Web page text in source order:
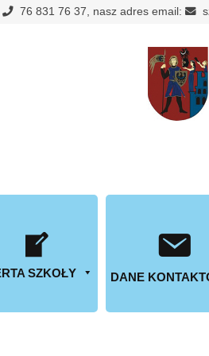
76 831 76 37, nasz adres email:
SZKOŁY DANE